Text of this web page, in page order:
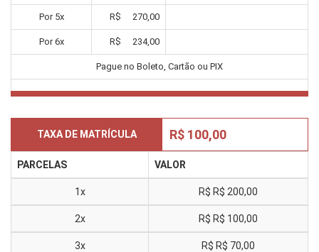
Por 5x R$ 270,00
Por6x R$ 234,00
Pague no Boleto, Cartão ou PIX
TAXA DE MATRÍCULA R$ 100,00
PARCELAS VALOR
1x R$ R$ 200,00
2x R$ R$ 100,00
3x R$ R$ 70,00